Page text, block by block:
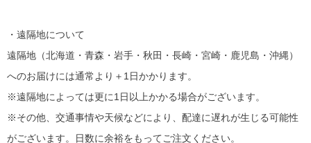
・遠隔地について
遠隔地（北海道・青森・岩手・秋田・長崎・宮崎・鹿児島・沖縄）
へのお届けには通常より＋1日かかります。
※遠隔地によっては更に1日以上かかる場合がございます。
※その他、交通事情や天候などにより、配達に遅れが生じる可能性
がございます。日数に余裕をもってご注文ください。